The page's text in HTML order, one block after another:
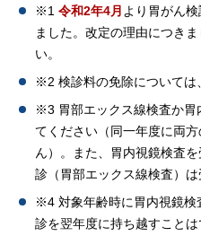
※1 令和2年4月 より胃がん
ました。改定の理由につき
い。
※2 検診料の免除については
※3 胃部エックス線検査か胃
てください（同一年度に両
ん）。また、胃内視鏡検査
診（胃部エックス線検査）は
※4 対象年齢時に胃内視鏡検
診を翌年度に持ち越すことは